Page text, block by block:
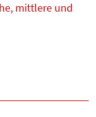
mittlere und